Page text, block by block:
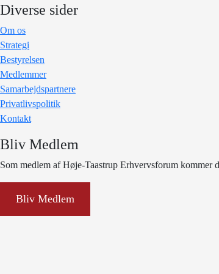
Diverse sider
Om os
Strategi
Bestyrelsen
Medlemmer
Samarbejdspartnere
Privatlivspolitik
Kontakt
Bliv Medlem
Som medlem af Høje-Taastrup Erhvervsforum kommer
Bliv Medlem